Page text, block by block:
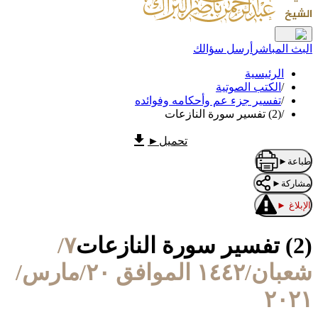
البث المباشر أرسل سؤالك
الرئيسية
/ الكتب الصوتية
/تفسير جزء عم وأحكامه وفوائده
/(2) تفسير سورة النازعات
تحميل ►
طباعة ►
مشاركة ►
الإبلاغ ►
(2) تفسير سورة النازعات
٧/
شعبان/١٤٤٢ الموافق ٢٠/مارس/
٢٠٢١